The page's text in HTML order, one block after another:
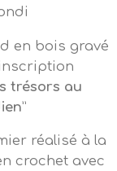
en bois gravé
trésors au
”
réalisé à la
crochet avec